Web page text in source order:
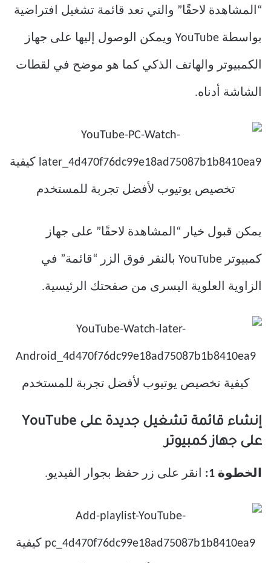
“المشاهدة لاحقًا” والتي تعد قائمة تشغيل افتراضية
بواسطة YouTube ويمكن الوصول إليها على جهاز
الكمبيوتر والهاتف الذكي كما هو موضح في لقطات
الشاشة أدناه.
يمكن قبول خيار “المشاهدة لاحقًا” على جهاز
كمبيوتر YouTube بالنقر فوق الزر “قائمة” في
الزاوية العلوية اليسرى من صفحتك الرئيسية.
إنشاء قائمة تشغيل جديدة على YouTube
على جهاز كمبيوتر
الخطوة 1: انقر على زر حفظ بجوار الفيديو.